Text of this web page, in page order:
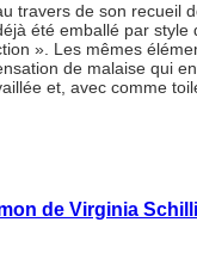
travers de son recueil
été emballé par style
». Les mêmes
de malaise qui
et, avec comme
de Virginia Schilli